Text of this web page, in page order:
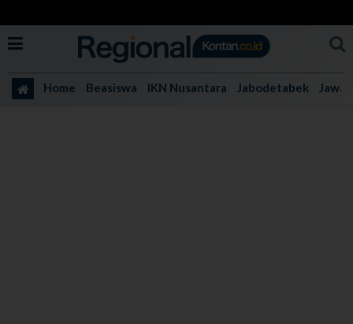
Home Beasiswa IKN Nusantara Jabodetabek Jawa